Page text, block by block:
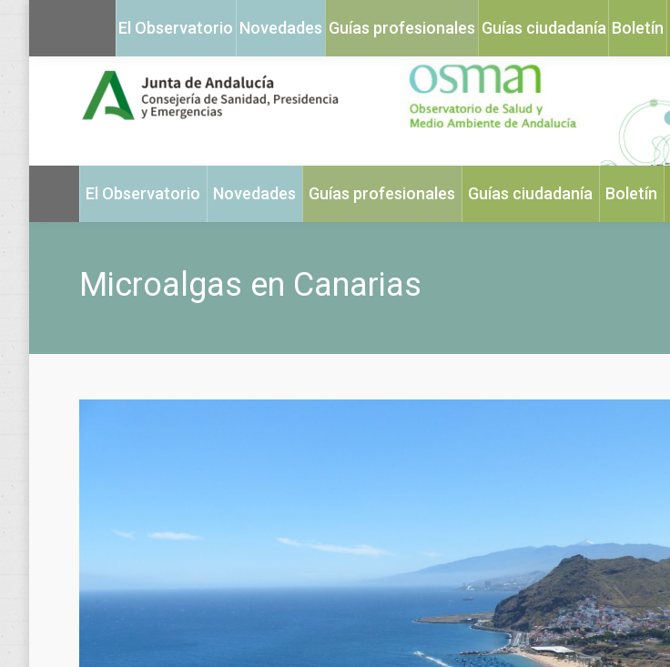
El Observatorio Novedades Guías profesionales Guías ciudadanía Boletín
Microalgas en Canarias
El Observatorio Novedades Guías profesionales Guías ciudadanía Boletín